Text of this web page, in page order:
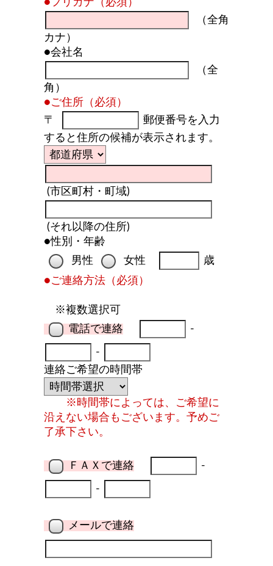
●フリガナ（必須）
（全角
カナ）
●会社名
（全
角）
●ご住所（必須）
〒
郵便番号を入力
すると住所の候補が表示されます。
(市区町村・町域)
(それ以降の住所)
●性別・年齢
男性
女性
歳
●ご連絡方法（必須）
※複数選択可
電話で連絡
-
-
連絡ご希望の時間帯
※時間帯によっては、ご希望に
沿えない場合もございます。予めご
了承下さい。
ＦＡＸで連絡 -
-
メールで連絡